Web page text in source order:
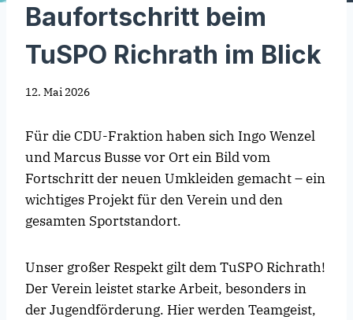
Baufortschritt beim
TuSPO Richrath im Blick
12. Mai 2026
Für die CDU-Fraktion haben sich Ingo Wenzel
und Marcus Busse vor Ort ein Bild vom
Fortschritt der neuen Umkleiden gemacht – ein
wichtiges Projekt für den Verein und den
gesamten Sportstandort.
Unser großer Respekt gilt dem TuSPO Richrath!
Der Verein leistet starke Arbeit, besonders in
der Jugendförderung. Hier werden Teamgeist,